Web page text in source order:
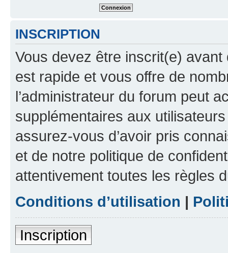
INSCRIPTION
Vous devez être inscrit(e) avant
est rapide et vous offre de
l’administrateur du forum peut
supplémentaires aux
assurez-vous d’avoir pris
et de notre politique de
attentivement toutes les règles
Conditions d’utilisation |
Inscription